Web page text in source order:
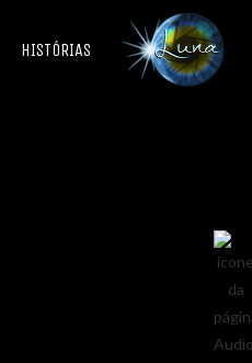
HISTÓRIAS